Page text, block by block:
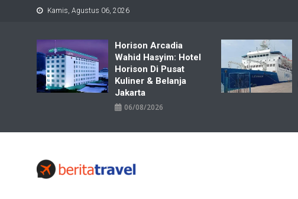
Kamis, Agustus 06, 2026
Horison Arcadia
Wahid Hasyim: Hotel
Horison Di Pusat
Kuliner & Belanja
Jakarta
06/08/2026